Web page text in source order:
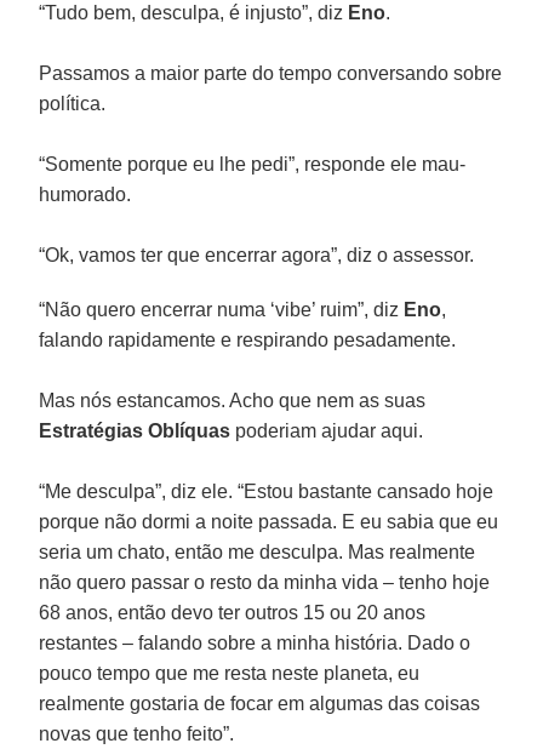
“Tudo bem, desculpa, é injusto”, diz Eno.
Passamos a maior parte do tempo conversando sobre
política.
“Somente porque eu lhe pedi”, responde ele mau-
humorado.
“Ok, vamos ter que encerrar agora”, diz o assessor.
“Não quero encerrar numa ‘vibe’ ruim”, diz Eno,
falando rapidamente e respirando pesadamente.
Mas nós estancamos. Acho que nem as suas
Estratégias Oblíquas poderiam ajudar aqui.
“Me desculpa”, diz ele. “Estou bastante cansado hoje
porque não dormi a noite passada. E eu sabia que eu
seria um chato, então me desculpa. Mas realmente
não quero passar o resto da minha vida – tenho hoje
68 anos, então devo ter outros 15 ou 20 anos
restantes – falando sobre a minha história. Dado o
pouco tempo que me resta neste planeta, eu
realmente gostaria de focar em algumas das coisas
novas que tenho feito”.